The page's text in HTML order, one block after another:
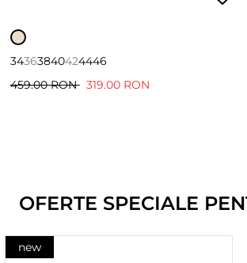
34363840424446
459.00 RON 319.00 RON
OFERTE SPECIALE
new